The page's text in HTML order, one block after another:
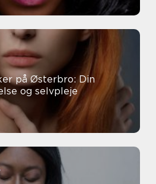
på Østerbro: Din
og selvpleje